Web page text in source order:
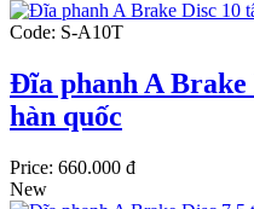
Code: S-A10T
Đĩa phanh A Brake
hàn quốc
Price: 660.000 đ
New